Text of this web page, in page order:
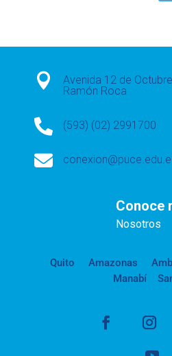

Avenida 12 de
Ramón Roca
 (593) (02) 2991700

Conoce
Nosotros
Quito Amazonas
Manabí